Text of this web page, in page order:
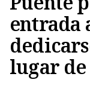
entrada
lugar